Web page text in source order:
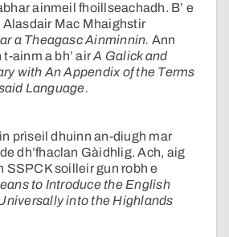
ainmeil fhoillseachadh. B’ e
Alasdair Mac Mhaighstir
a Theagasc Ainminnin. Ann
t-ainm a bh’ airA Galick and
with An Appendix of the Terms
Language.
prìseil dhuinn an-diugh mar
dh’fhaclan Gàidhlig. Ach, aig
SSPCK soilleir gun robh e
to Introduce the English
into the Highlands